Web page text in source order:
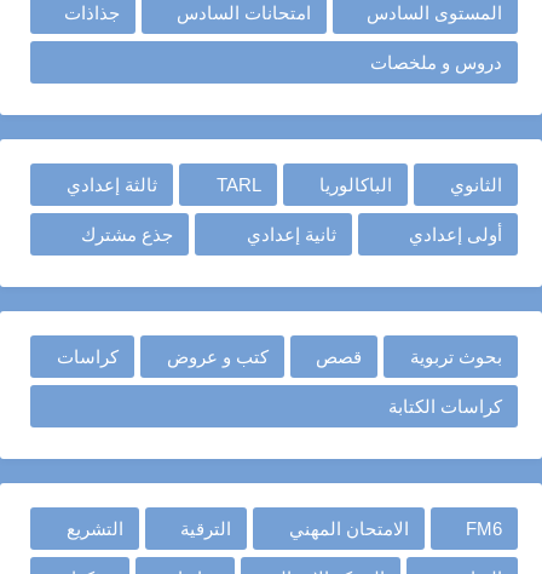
المستوى السادس امتحانات السادس جذاذات
دروس و ملخصات
الثانوي الباكالوريا TARL ثالثة إعدادي
أولى إعدادي ثانية إعدادي جذع مشترك
بحوث تربوية قصص كتب و عروض كراسات
كراسات الكتابة
FM6 الامتحان المهني الترقية التشريع